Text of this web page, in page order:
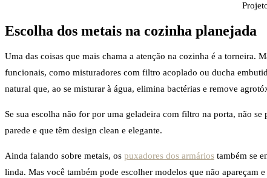
Escolha dos metais na cozinha planejada
Uma das coisas que mais chama a atenção na cozinha é a torneira.
funcionais, como misturadores com filtro acoplado ou ducha
natural que, ao se misturar à água, elimina bactérias e remove
Se sua escolha não for por uma geladeira com filtro na porta, não
parede e que têm design clean e elegante.
Ainda falando sobre metais, os puxadores dos armários também se
linda. Mas você também pode escolher modelos que não apareçam